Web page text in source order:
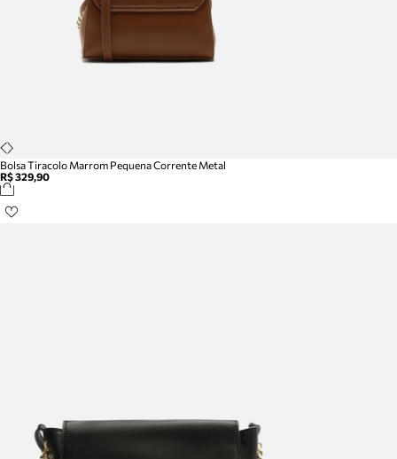
Bolsa Tiracolo Marrom Pequena Corrente Metal
R$ 329,90